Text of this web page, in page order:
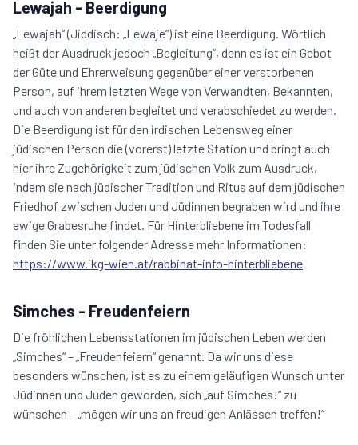
Lewajah - Beerdigung
„Lewajah“ (Jiddisch: „Lewaje“) ist eine Beerdigung. Wörtlich
heißt der Ausdruck jedoch „Begleitung“, denn es ist ein Gebot
der Güte und Ehrerweisung gegenüber einer verstorbenen
Person, auf ihrem letzten Wege von Verwandten, Bekannten,
und auch von anderen begleitet und verabschiedet zu werden.
Die Beerdigung ist für den irdischen Lebensweg einer
jüdischen Person die (vorerst) letzte Station und bringt auch
hier ihre Zugehörigkeit zum jüdischen Volk zum Ausdruck,
indem sie nach jüdischer Tradition und Ritus auf dem jüdischen
Friedhof zwischen Juden und Jüdinnen begraben wird und ihre
ewige Grabesruhe findet. Für Hinterbliebene im Todesfall
finden Sie unter folgender Adresse mehr Informationen:
https://www.ikg-wien.at/rabbinat-info-hinterbliebene
Simches - Freudenfeiern
Die fröhlichen Lebensstationen im jüdischen Leben werden
„Simches“ – „Freudenfeiern“ genannt. Da wir uns diese
besonders wünschen, ist es zu einem geläufigen Wunsch unter
Jüdinnen und Juden geworden, sich „auf Simches!“ zu
wünschen – „mögen wir uns an freudigen Anlässen treffen!“